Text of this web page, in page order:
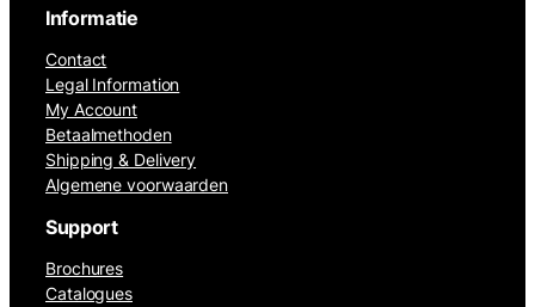
Informatie
Contact
Legal Information
My Account
Betaalmethoden
Shipping & Delivery
Algemene voorwaarden
Support
Brochures
Catalogues